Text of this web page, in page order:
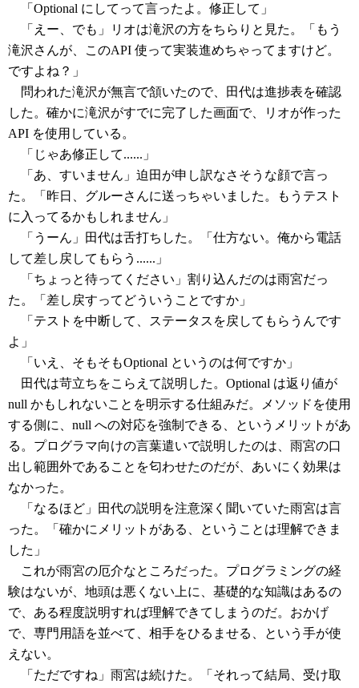
「Optional にしてって言ったよ。修正して」
「えー、でも」リオは滝沢の方をちらりと見た。「もう
滝沢さんが、このAPI 使って実装進めちゃってますけど。
ですよね？」
問われた滝沢が無言で頷いたので、田代は進捗表を確認
した。確かに滝沢がすでに完了した画面で、リオが作った
API を使用している。
「じゃあ修正して......」
「あ、すいません」迫田が申し訳なさそうな顔で言っ
た。「昨日、グルーさんに送っちゃいました。もうテスト
に入ってるかもしれません」
「うーん」田代は舌打ちした。「仕方ない。俺から電話
して差し戻してもらう......」
「ちょっと待ってください」割り込んだのは雨宮だっ
た。「差し戻すってどういうことですか」
「テストを中断して、ステータスを戻してもらうんです
よ」
「いえ、そもそもOptional というのは何ですか」
田代は苛立ちをこらえて説明した。Optional は返り値が
null かもしれないことを明示する仕組みだ。メソッドを使用
する側に、null への対応を強制できる、というメリットがあ
る。プログラマ向けの言葉遣いで説明したのは、雨宮の口
出し範囲外であることを匂わせたのだが、あいにく効果は
なかった。
「なるほど」田代の説明を注意深く聞いていた雨宮は言
った。「確かにメリットがある、ということは理解できま
した」
これが雨宮の厄介なところだった。プログラミングの経
験はないが、地頭は悪くない上に、基礎的な知識はあるの
で、ある程度説明すれば理解できてしまうのだ。おかげ
で、専門用語を並べて、相手をひるませる、という手が使
えない。
「ただですね」雨宮は続けた。「それって結局、受け取